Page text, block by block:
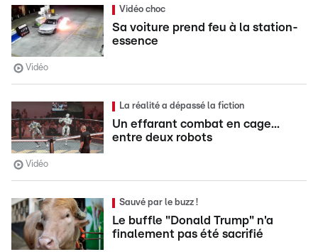
Vidéo choc
Sa voiture prend feu à la station-
essence
Vidéo
La réalité a dépassé la fiction
Un effarant combat en cage...
entre deux robots
Vidéo
Sauvé par le buzz !
Le buffle "Donald Trump" n'a
finalement pas été sacrifié